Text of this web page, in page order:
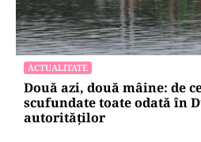
ACTUALITATE
Două azi, două mâine: de
scufundate toate odată în
autorităților